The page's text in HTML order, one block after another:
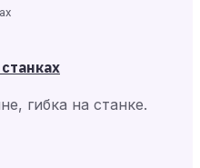
гибка на станке.